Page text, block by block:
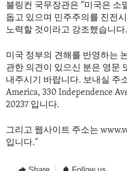
블링컨 국무장관은 “미국은 소
돕고 있으며 민주주의를 진전
노력할 것이라고 강조했습니다.
미국 정부의 견해를 반영하는
관한 의견이 있으신 분은 영문
내주시기 바랍니다. 보내실 주
America, 330 Independence
20237 입니다.
그리고 웹사이트 주소는
입니다."